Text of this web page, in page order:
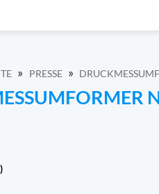
» PRESSE »